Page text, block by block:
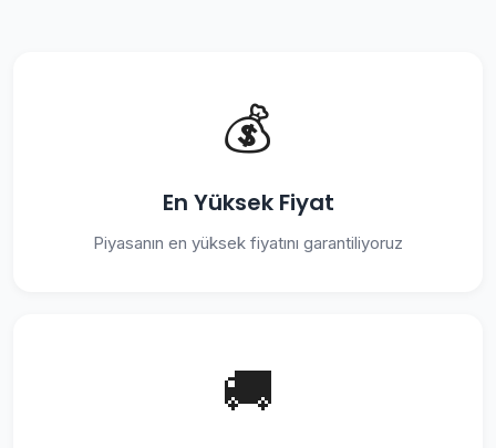
💰
En Yüksek Fiyat
Piyasanın en yüksek fiyatını garantiliyoruz
🚚